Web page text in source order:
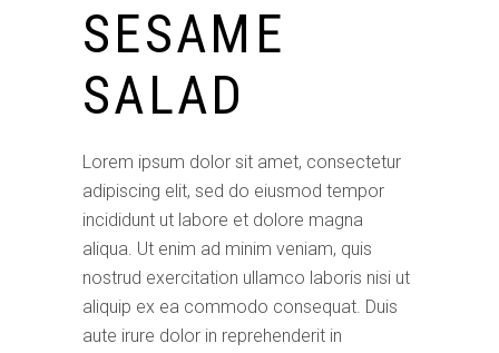
SESAME
SALAD
Lorem ipsum dolor sit amet, consectetur
adipiscing elit, sed do eiusmod tempor
incididunt ut labore et dolore magna
aliqua. Ut enim ad minim veniam, quis
nostrud exercitation ullamco laboris nisi ut
aliquip ex ea commodo consequat. Duis
aute irure dolor in reprehenderit in